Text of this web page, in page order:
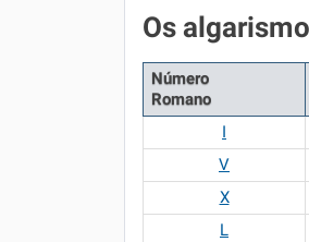
Os
Número
Romano
I
V
X
L